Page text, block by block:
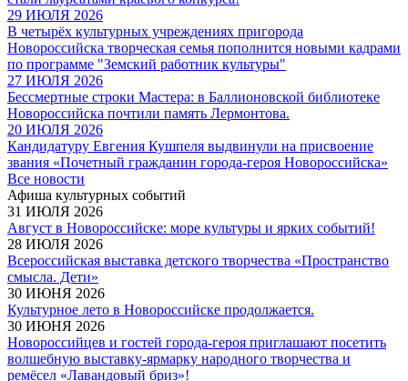
29 ИЮЛЯ 2026
В четырёх культурных учреждениях пригорода
Новороссийска творческая семья пополнится новыми кадрами
по программе "Земский работник культуры"
27 ИЮЛЯ 2026
Бессмертные строки Мастера: в Баллионовской библиотеке
Новороссийска почтили память Лермонтова.
20 ИЮЛЯ 2026
Кандидатуру Евгения Кушпеля выдвинули на присвоение
звания «Почетный гражданин города-героя Новороссийска»
Все новости
Афиша культурных событий
31 ИЮЛЯ 2026
Август в Новороссийске: море культуры и ярких событий!
28 ИЮЛЯ 2026
Всероссийская выставка детского творчества «Пространство
смысла. Дети»
30 ИЮНЯ 2026
Культурное лето в Новороссийске продолжается.
30 ИЮНЯ 2026
Новороссийцев и гостей города-героя приглашают посетить
волшебную выставку-ярмарку народного творчества и
ремёсел «Лавандовый бриз»!